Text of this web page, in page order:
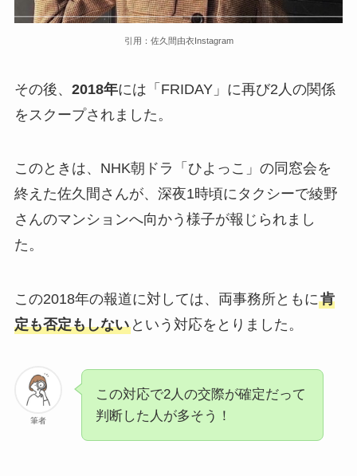
引用：佐久間由衣Instagram
その後、 2018年には「FRIDAY」に再び2人の関係
をスクープされました。
このときは、NHK朝ドラ「ひよっこ」の同窓会を
終えた佐久間さんが、深夜1時頃にタクシーで綾野
さんのマンションへ向かう様子が報じられまし
た。
この2018年の報道に対しては、両事務所ともに肯
定も否定もしないという対応をとりました。
筆者
この対応で2人の交際が確定だって
判断した人が多そう！